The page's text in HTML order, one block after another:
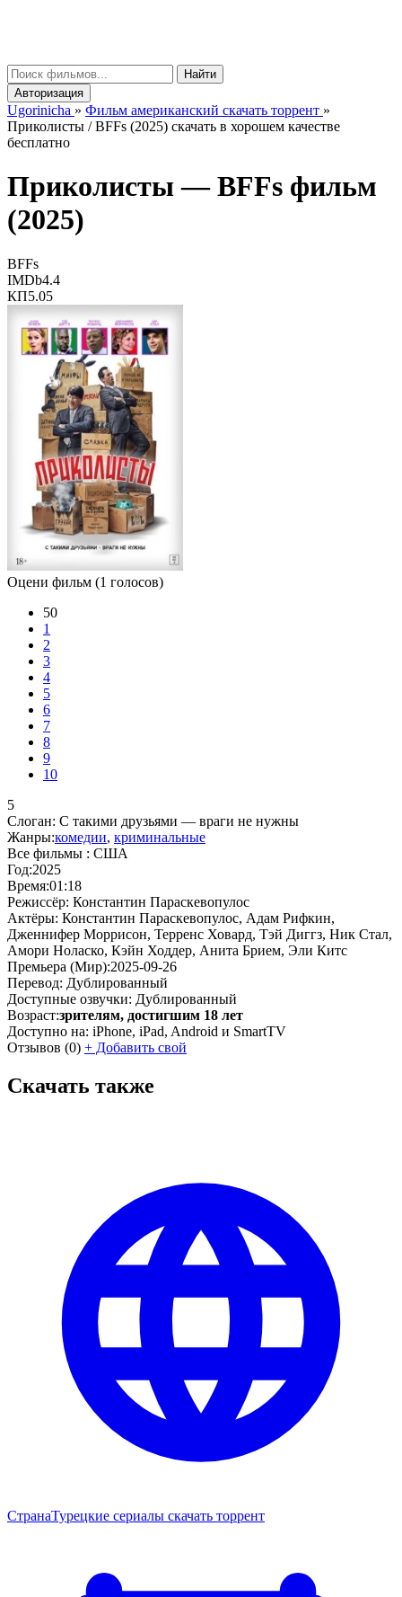
Найти
Авторизация
Ugorinicha » Фильм американский скачать торрент »
Приколисты / BFFs (2025) скачать в хорошем качестве
бесплатно
Приколисты —BFFs фильм
(2025)
BFFs
IMDb4.4
КП5.05
Оцени фильм (1 голосов)
50
1
2
3
4
5
6
7
8
9
10
5
Слоган: С такими друзьями — враги не нужны
Жанры:комедии, криминальные
Все фильмы : США
Год:2025
Время:01:18
Режиссёр: Константин Параскевопулос
Актёры: Константин Параскевопулос, Адам Рифкин,
Дженнифер Моррисон, Терренс Ховард, Тэй Диггз, Ник Стал,
Амори Ноласко, Кэйн Ходдер, Анита Брием, Эли Китс
Премьера (Мир):2025-09-26
Перевод: Дублированный
Доступные озвучки: Дублированный
Возраст:зрителям, достигшим 18 лет
Доступно на: iPhone, iPad, Android и SmartTV
Отзывов (0) + Добавить свой
Скачать также
СтранаТурецкие сериалы скачать торрент